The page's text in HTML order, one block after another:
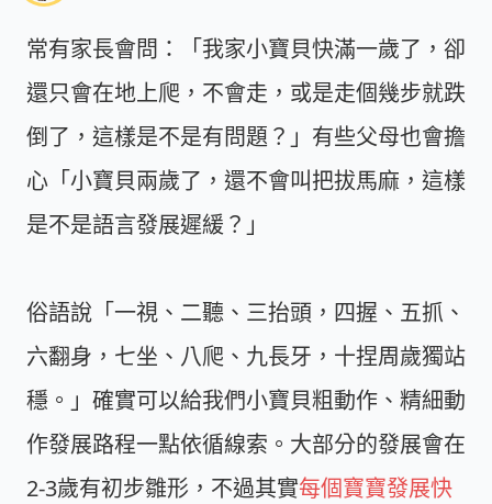
常有家長會問：「我家小寶貝快滿一歲了，卻
還只會在地上爬，不會走，或是走個幾步就跌
倒了，這樣是不是有問題？」有些父母也會擔
心「小寶貝兩歲了，還不會叫把拔馬麻，這樣
是不是語言發展遲緩？」
俗語說「一視、二聽、三抬頭，四握、五抓、
六翻身，七坐、八爬、九長牙，十捏周歲獨站
穩。」確實可以給我們小寶貝粗動作、精細動
作發展路程一點依循線索。大部分的發展會在
2-3歲有初步雛形，不過其實每個寶寶發展快